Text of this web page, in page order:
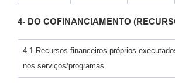
4- DO COFINANCIAMENTO
4.1 Recursos financeiros próprios
nos serviços/programas